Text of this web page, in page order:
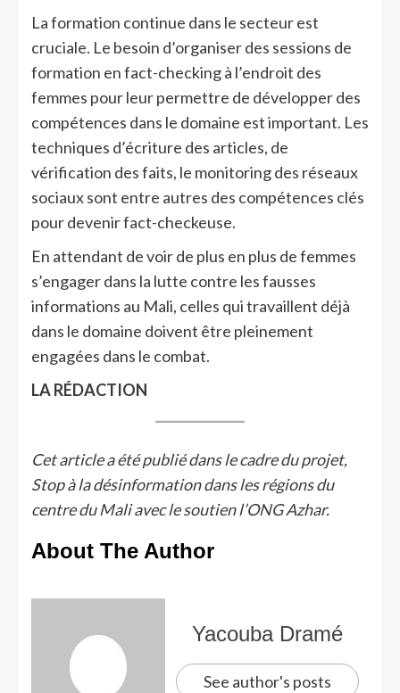
La formation continue dans le secteur est
cruciale. Le besoin d’organiser des sessions de
formation en fact-checking à l’endroit des
femmes pour leur permettre de développer des
compétences dans le domaine est important. Les
techniques d’écriture des articles, de
vérification des faits, le monitoring des réseaux
sociaux sont entre autres des compétences clés
pour devenir fact-checkeuse.
En attendant de voir de plus en plus de femmes
s’engager dans la lutte contre les fausses
informations au Mali, celles qui travaillent déjà
dans le domaine doivent être pleinement
engagées dans le combat.
LA RÉDACTION
Cet article a été publié dans le cadre du projet,
Stop à la désinformation dans les régions du
centre du Mali avec le soutien l’ONG Azhar.
About The Author
Yacouba Dramé
See author's posts